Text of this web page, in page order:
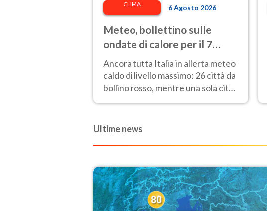
CLIMA 6 Agosto 2026
Meteo, bollettino sulle
ondate di calore per il 7
agosto 2026: 26 città da
bollino rosso in Italia
Ancora tutta Italia in allerta meteo
caldo di livello massimo: 26 città da
bollino rosso, mentre una sola città
passa al bollino giallo.
Ultime news